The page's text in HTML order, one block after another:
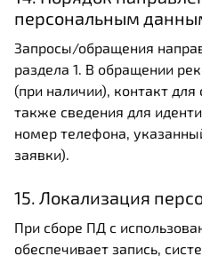
персональным
Запросы/обращения
раздела 1. В обращении
(при наличии), контакт
также сведения для
номер телефона,
заявки).
15. Локализация
При сборе ПД с
обеспечивает запись,